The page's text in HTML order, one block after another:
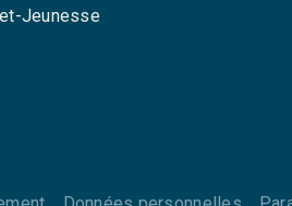
Jeunesse